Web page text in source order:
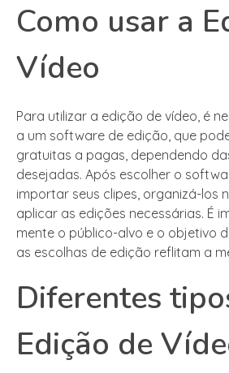
Como usar a
Vídeo
Para utilizar a edição de vídeo, é
a um software de edição, que
gratuitas a pagas, dependendo
desejadas. Após escolher o
importar seus clipes, organizá-los
aplicar as edições necessárias. É
mente o público-alvo e o objetivo
as escolhas de edição reflitam a
Diferentes
Edição de